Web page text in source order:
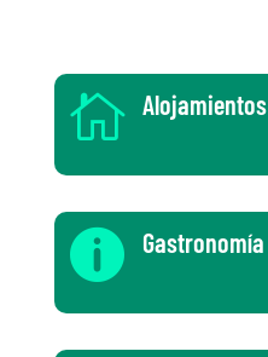
 Alojamientos
 Gastronomía